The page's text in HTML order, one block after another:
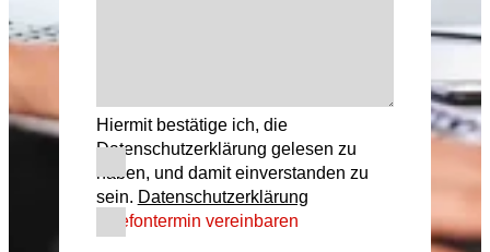
Hiermit bestätige ich, die
Datenschutzerklärung gelesen zu
haben, und damit einverstanden zu
sein. Datenschutzerklärung
Telefontermin vereinbaren